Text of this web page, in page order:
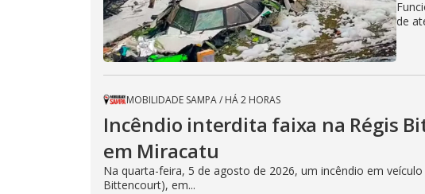
de
MOBILIDADE SAMPA/ HÁ 2 HORAS
Incêndio interdita faixa na Régis
em Miracatu
Na quarta-feira, 5 de agosto de 2026, um incêndio em
Bittencourt), em...